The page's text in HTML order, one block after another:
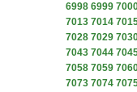
6998 6999
7013 7014
7028 7029
7043 7044
7058 7059
7073 7074